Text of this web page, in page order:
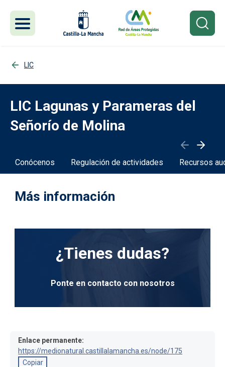
LIC
LIC Lagunas y Parameras del
Señorío de Molina
Conócenos Regulación de actividades Recursos
Más información
¿Tienes dudas?
Ponte en contacto con nosotros
Enlace permanente:
https://medionatural.castillalamancha.es/node/175
Copiar